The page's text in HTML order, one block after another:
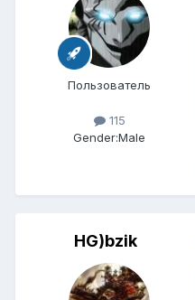
Пользователь
115
Gender:Male
HG)bzik